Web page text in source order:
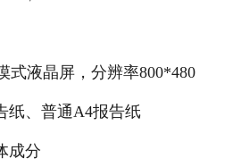
式液晶屏，分辨率800*480
纸、普通A4报告纸
成分